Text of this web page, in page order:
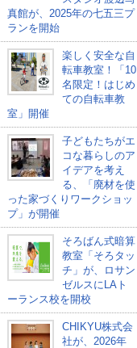
真館が、2025年の七五三プ
ランを開始
楽しく安全な自
転車教室！「10
名限定！はじめ
ての自転車教
室」開催
子どもたちがエ
コな暮らしのア
イデアを考え
る、「廃材を使
った家づくりワークショッ
プ」が開催
そろばん式暗算
教室「そろタッ
チ」が、ロサン
ゼルスにLAト
ーランス校を開校
CHIKYU株式会
社が、2026年